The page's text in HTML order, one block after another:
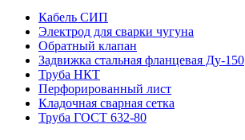
Кабель СИП
Электрод для сварки чугуна
Обратный клапан
Задвижка стальная фланцевая Ду-150
Труба НКТ
Перфорированный лист
Кладочная сварная сетка
Труба ГОСТ 632-80